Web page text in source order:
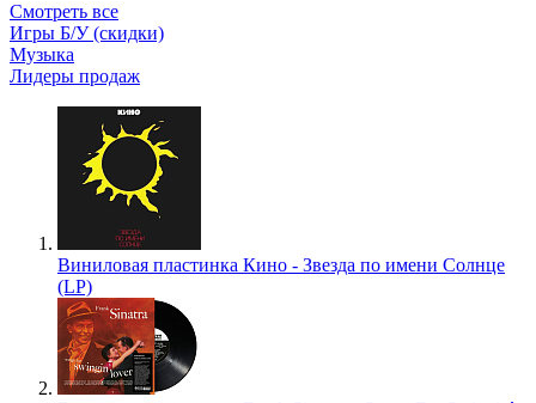
Смотреть все
Игры Б/У (скидки)
Музыка
Лидеры продаж
Виниловая пластинка Кино - Звезда по имени Солнце
(LP)